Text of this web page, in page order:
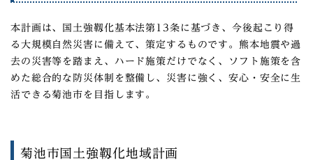
本計画は、国土強靱化基本法第13条に基づき、今後起こり得
る大規模自然災害に備えて、策定するものです。熊本地震や過
去の災害等を踏まえ、ハード施策だけでなく、ソフト施策を含
めた総合的な防災体制を整備し、災害に強く、安心・安全に生
活できる菊池市を目指します。
菊池市国土強靱化地域計画